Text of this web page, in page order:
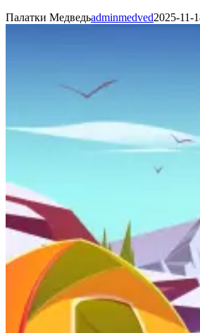
Палатки Медведьadminmedved2025-11-